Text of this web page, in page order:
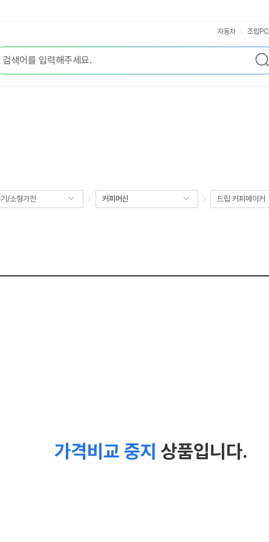
검
색
자동차 조립PC
/소형가전 커피머신 드립 커피메이커
가격비교 중지 상품입니다.